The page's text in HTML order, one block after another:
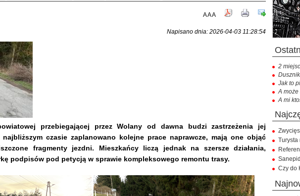
AAA
Napisano dnia: 2026-04-03 11:28:54
przebiegającej przez Wolany od dawna budzi zastrzeżenia jej
czasie zaplanowano kolejne prace naprawcze, mają one objąć
fragmenty jezdni. Mieszkańcy liczą jednak na szersze działania,
podpisów pod petycją w sprawie kompleksowego remontu trasy.
2
Jak to
A może
A mi
Turysta
Czy do